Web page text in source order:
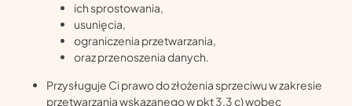
ich sprostowania,
usunięcia,
ograniczenia przetwarzania,
oraz przenoszenia danych.
Przysługuje Ci prawo do złożenia sprzeciwu w zakresie
przetwarzania wskazanego w pkt 3.3 c) wobec